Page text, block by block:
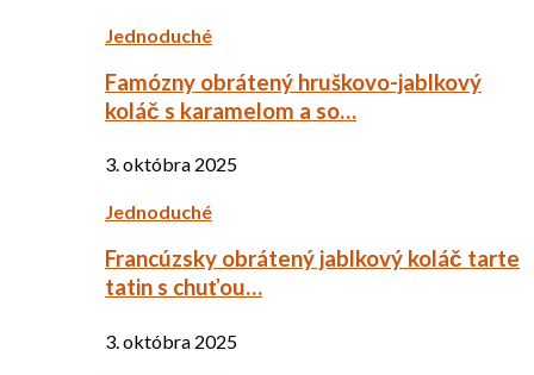
Jednoduché
Famózny obrátený hruškovo-jablkový
koláč s karamelom a so…
3. októbra 2025
Jednoduché
Francúzsky obrátený jablkový koláč tarte
tatin s chuťou…
3. októbra 2025